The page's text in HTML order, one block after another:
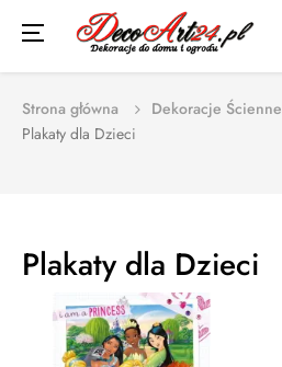
Toggle
navigation
☰
Strona główna Dekoracje Ścienne
Plakaty dla Dzieci
Plakaty dla Dzieci